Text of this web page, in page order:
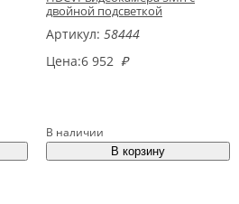
двойной подсветкой
Артикул: 58444
Цена:6 952 ₽
В наличии